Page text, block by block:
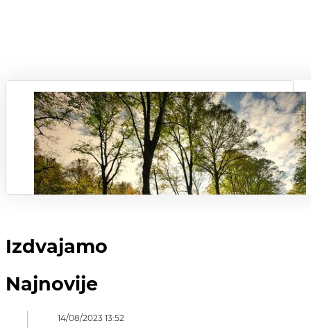
Izdvajamo
Najnovije
14/08/2023 13:52